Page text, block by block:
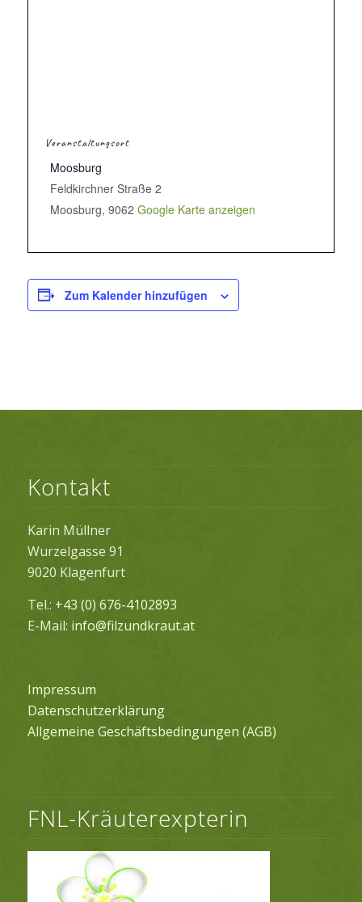
Veranstaltungsort
Moosburg
Feldkirchner Straße 2
Moosburg, 9062 Google Karte anzeigen
Zum Kalender hinzufügen
Kontakt
Karin Müllner
Wurzelgasse 91
9020 Klagenfurt
Tel.: +43 (0) 676-4102893
E-Mail: info@filzundkraut.at
Impressum
Datenschutzerklärung
Allgemeine Geschäftsbedingungen (AGB)
FNL-Kräuterexpterin